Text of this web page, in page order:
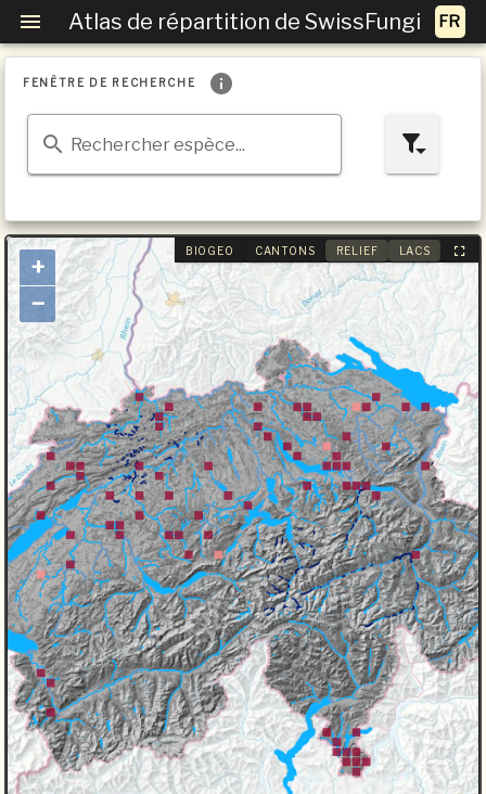
Atlas de répartition de SwissFungi
FENÊTRE DE RECHERCHE
Rechercher espèce...
BIOGEO CANTONS RELIEF LACS
+
−